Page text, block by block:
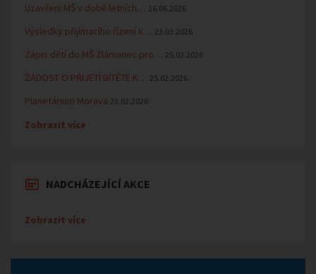
Uzavření MŠ v době letních… 16.06.2026
Výsledky přijímacího řízení k… 23.03.2026
Zápis dětí do MŠ Zlámanec pro… 25.02.2026
ŽÁDOST O PŘIJETÍ DÍTĚTE K… 25.02.2026
Planetárium Morava 23.02.2026
Zobrazit více
NADCHÁZEJÍCÍ AKCE
Zobrazit více